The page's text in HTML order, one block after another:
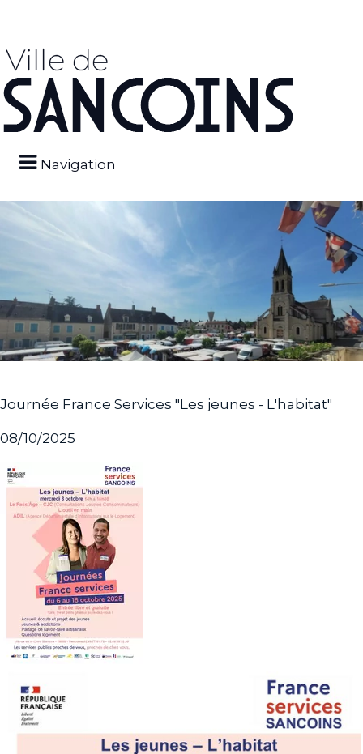
Navigation
Journée France Services "Les jeunes - L'habitat"
08/10/2025